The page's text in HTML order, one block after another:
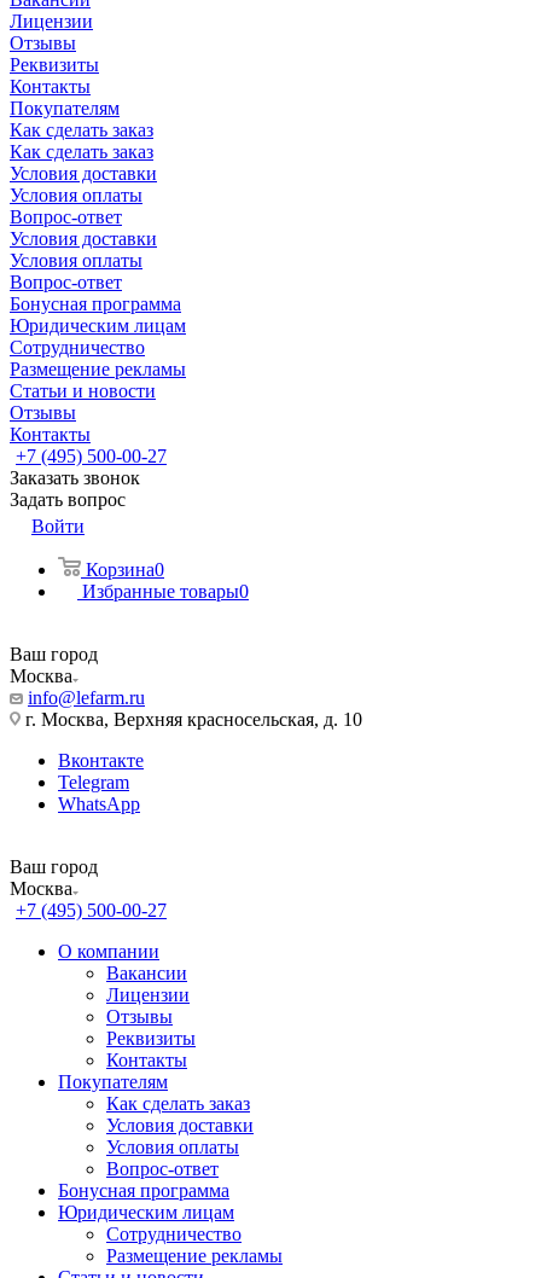
Лицензии
Отзывы
Реквизиты
Контакты
Покупателям
Как сделать заказ
Как сделать заказ
Условия доставки
Условия оплаты
Вопрос-ответ
Условия доставки
Условия оплаты
Вопрос-ответ
Бонусная программа
Юридическим лицам
Сотрудничество
Размещение рекламы
Статьи и новости
Отзывы
Контакты
+7 (495) 500-00-27
Заказать звонок
Задать вопрос
Войти
Корзина0
Избранные товары0
Ваш город
Москва
info@lefarm.ru
г. Москва, Верхняя красносельская, д. 10
Вконтакте
Telegram
WhatsApp
Ваш город
Москва
+7 (495) 500-00-27
О компании
Вакансии
Лицензии
Отзывы
Реквизиты
Контакты
Покупателям
Как сделать заказ
Условия доставки
Условия оплаты
Вопрос-ответ
Бонусная программа
Юридическим лицам
Сотрудничество
Размещение рекламы